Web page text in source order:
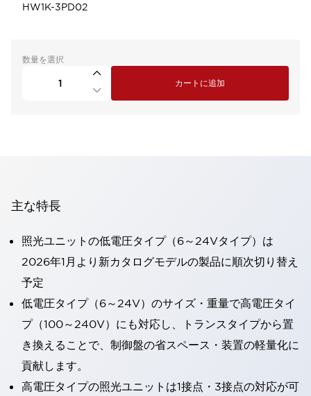
HW1K-3PD02
数量を選択
カートに追加
主な特長
照光ユニットの低電圧タイプ（6～24Vタイプ）は
2026年1月より新カタログモデルの製品に順次切り替え
予定
低電圧タイプ（6～24V）のサイズ・重量で高電圧タイ
プ（100～240V）にも対応し、トランスタイプから置
き換えることで、制御盤の省スペース・装置の軽量化に
貢献します。
高電圧タイプの照光ユニットは1接点・3接点の対応が可